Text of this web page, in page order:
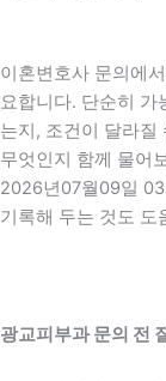
이혼변호사 문의에
요합니다. 단순히 가
는지, 조건이 달라질
무엇인지 함께 물어
2026년07월09일
기록해 두는 것도 도
광교피부과 문의 전